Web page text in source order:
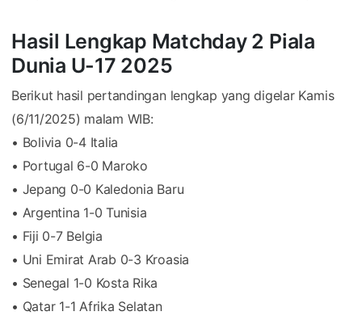
Hasil Lengkap Matchday 2 Piala
Dunia U-17 2025
Berikut hasil pertandingan lengkap yang digelar Kamis
(6/11/2025) malam WIB:
• Bolivia 0-4 Italia
• Portugal 6-0 Maroko
• Jepang 0-0 Kaledonia Baru
• Argentina 1-0 Tunisia
• Fiji 0-7 Belgia
• Uni Emirat Arab 0-3 Kroasia
• Senegal 1-0 Kosta Rika
• Qatar 1-1 Afrika Selatan